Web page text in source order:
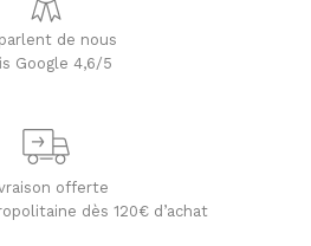
de nous
Google 4,6/5
offerte
dès 120€ d’achat